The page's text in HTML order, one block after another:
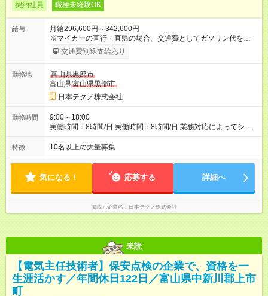
契約社員 職種未経験OK
給与
月給296,600円～342,600円
※マイカーの直行・直帰の場合、交通費としてガソリン代を支給
します。 【試用期間】試用期間あり 試用期間の長さ：3ヶ月 雇
用形態、給与は本採用時と同じです。
交通費別途支給あり
勤務地
富山県黒部市
富山県富山県黒部市
日本テクノ株式会社
勤務時間
9:00～18:00
実働時間：8時間/日 実働時間：8時間/日 業務対応によってシフ
ト勤務もあります 勤務状況によっては土日祝日の作業出勤あ
り。 その場合、振替/代休の取得をして頂きます。
特徴 10名以上の大量募集
気になる！ 応募する 詳細へ
掲載元企業名 日本テクノ株式会社
未読
【電気主任技術者】保安点検の企業で、資格を一
生涯活かす／年間休日122日／富山県中新川郡上市
町